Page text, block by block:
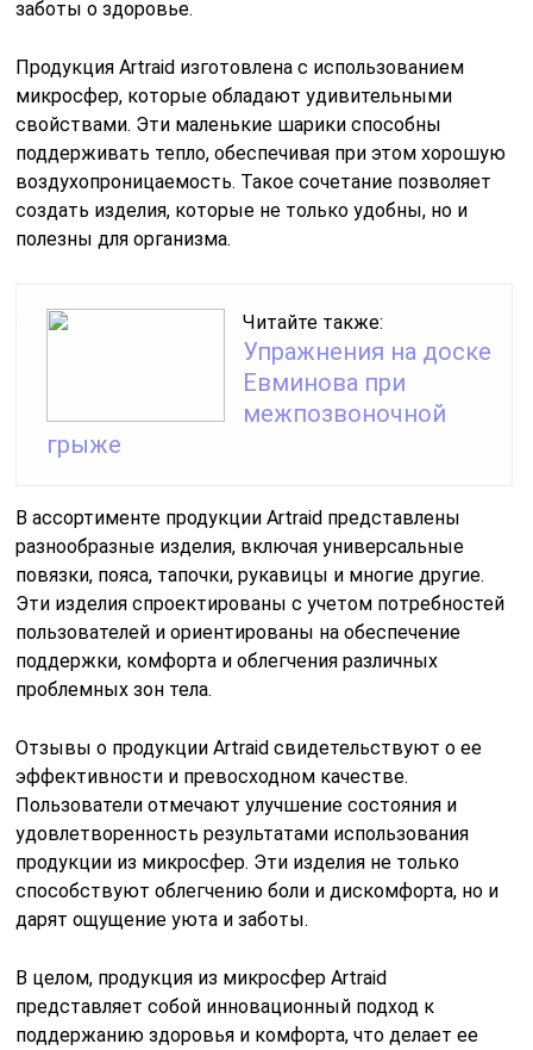
заботы о здоровье.
Продукция Artraid изготовлена с использованием
микросфер, которые обладают удивительными
свойствами. Эти маленькие шарики способны
поддерживать тепло, обеспечивая при этом хорошую
воздухопроницаемость. Такое сочетание позволяет
создать изделия, которые не только удобны, но и
полезны для организма.
Читайте также:
Упражнения на доске
Евминова при
межпозвоночной
грыже
В ассортименте продукции Artraid представлены
разнообразные изделия, включая универсальные
повязки, пояса, тапочки, рукавицы и многие другие.
Эти изделия спроектированы с учетом потребностей
пользователей и ориентированы на обеспечение
поддержки, комфорта и облегчения различных
проблемных зон тела.
Отзывы о продукции Artraid свидетельствуют о ее
эффективности и превосходном качестве.
Пользователи отмечают улучшение состояния и
удовлетворенность результатами использования
продукции из микросфер. Эти изделия не только
способствуют облегчению боли и дискомфорта, но и
дарят ощущение уюта и заботы.
В целом, продукция из микросфер Artraid
представляет собой инновационный подход к
поддержанию здоровья и комфорта, что делает ее